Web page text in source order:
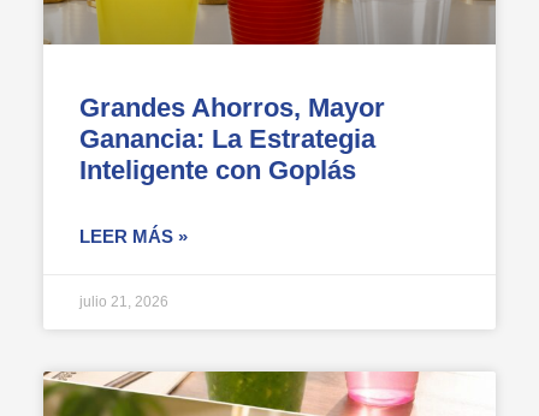
Grandes Ahorros, Mayor
Ganancia: La Estrategia
Inteligente con Goplás
LEER MÁS »
julio 21, 2026